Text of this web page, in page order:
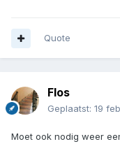
Quote
Flos
Geplaatst: 19
Moet ook nodig weer